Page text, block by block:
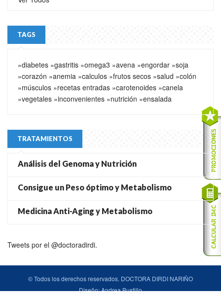
TAGS
»diabetes »gastritis »omega3 »avena »engordar »soja
»corazón »anemia »calculos »frutos secos »salud »colón
»músculos »recetas entradas »carotenoides »canela
»vegetales »inconvenientes »nutrición »ensalada
TRATAMIENTOS
Análisis del Genoma y Nutrición
Consigue un Peso óptimo y Metabolismo
Medicina Anti-Aging y Metabolismo
Tweets por el @doctoradirdi.
© Todos los derechos reservados. DOCTORA DIRDI NARIÑO
Diseño:Andrea Bustillo